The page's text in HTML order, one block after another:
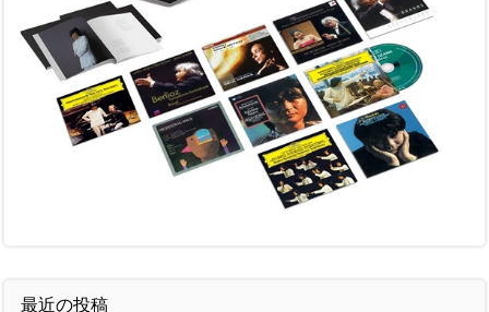
最近の投稿